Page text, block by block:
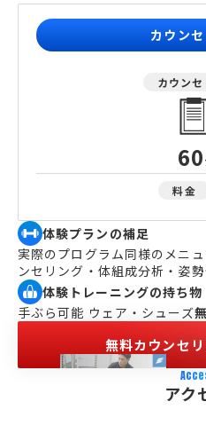
カウン
カウン
60
料金
体験プランの補足
実際のプログラム同様のメニ
ンセリング・体組成分析・姿
体験トレーニングの持ち物
手ぶら可能 ウェア・シューズ
無料カウンセ
アク